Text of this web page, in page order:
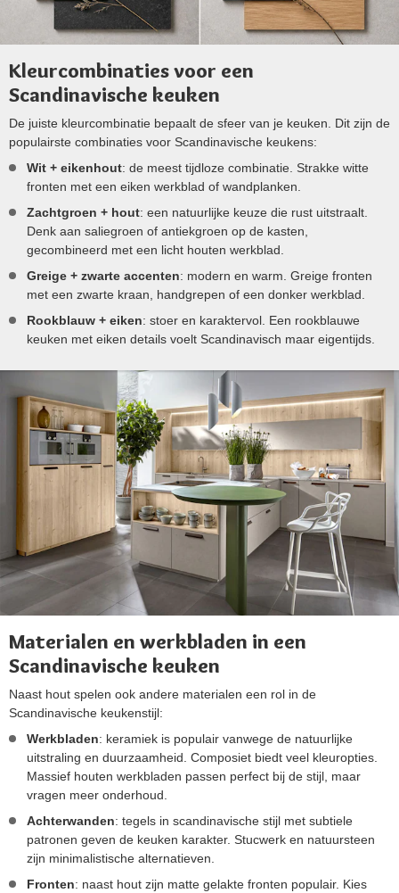
Kleurcombinaties voor een
Scandinavische keuken
De juiste kleurcombinatie bepaalt de sfeer van je keuken. Dit zijn de
populairste combinaties voor Scandinavische keukens:
Wit + eikenhout: de meest tijdloze combinatie. Strakke witte
fronten met een eiken werkblad of wandplanken.
Zachtgroen + hout: een natuurlijke keuze die rust uitstraalt.
Denk aan saliegroen of antiekgroen op de kasten,
gecombineerd met een licht houten werkblad.
Greige + zwarte accenten: modern en warm. Greige fronten
met een zwarte kraan, handgrepen of een donker werkblad.
Rookblauw + eiken: stoer en karaktervol. Een rookblauwe
keuken met eiken details voelt Scandinavisch maar eigentijds.
Materialen en werkbladen in een
Scandinavische keuken
Naast hout spelen ook andere materialen een rol in de
Scandinavische keukenstijl:
Werkbladen: keramiek is populair vanwege de natuurlijke
uitstraling en duurzaamheid. Composiet biedt veel kleuropties.
Massief houten werkbladen passen perfect bij de stijl, maar
vragen meer onderhoud.
Achterwanden: tegels in scandinavische stijl met subtiele
patronen geven de keuken karakter. Stucwerk en natuursteen
zijn minimalistische alternatieven.
Fronten: naast hout zijn matte gelakte fronten populair. Kies